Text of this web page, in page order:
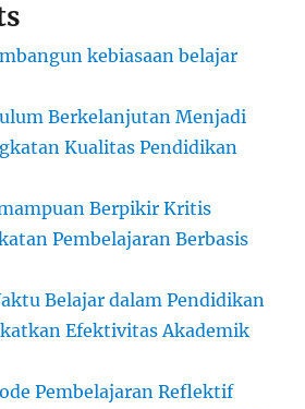
kebiasaan belajar
Berkelanjutan Menjadi
Kualitas Pendidikan
Berpikir Kritis
Pembelajaran Berbasis
Belajar dalam Pendidikan
Efektivitas Akademik
Pembelajaran Reflektif